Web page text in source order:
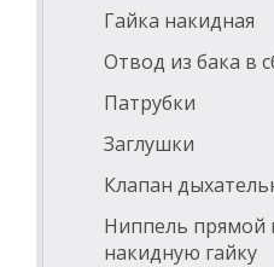
Гайка накидная
Отвод из бака в
Патрубки
Заглушки
Клапан
Ниппель прямой
накидную гайку